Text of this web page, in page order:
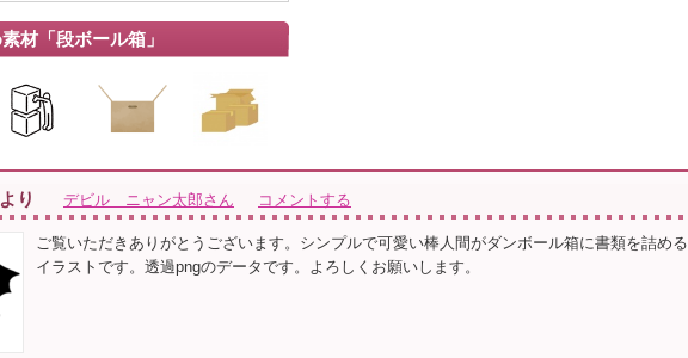
材「段ボール箱」
り デビル ニャン太郎さん コメントする
ご覧いただきありがとうございます。シンプルで可愛い棒人間がダンボール箱に書類を詰める
イラストです。透過pngのデータです。よろしくお願いします。